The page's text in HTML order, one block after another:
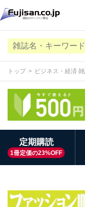
トップ ビジネス・経済
定期購読
1冊定価の23%OFF